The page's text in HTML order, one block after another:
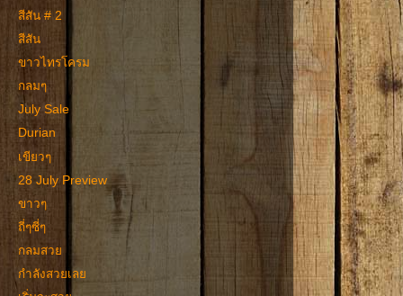
สีสัน # 2
สีสัน
ขาวไทรโครม
กลมๆ
July Sale
Durian
เขียวๆ
28 July Preview
ขาวๆ
ถี่ๆซี่ๆ
กลมสวย
กำลังสวยเลย